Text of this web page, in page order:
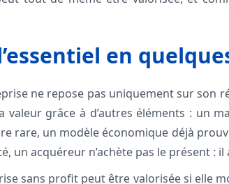
en
ne repose pas uniquement sur son
valeur grâce à d’autres éléments : un
rare, un modèle économique déjà
un acquéreur n’achète pas le présent : il
sans profit peut être valorisée si elle